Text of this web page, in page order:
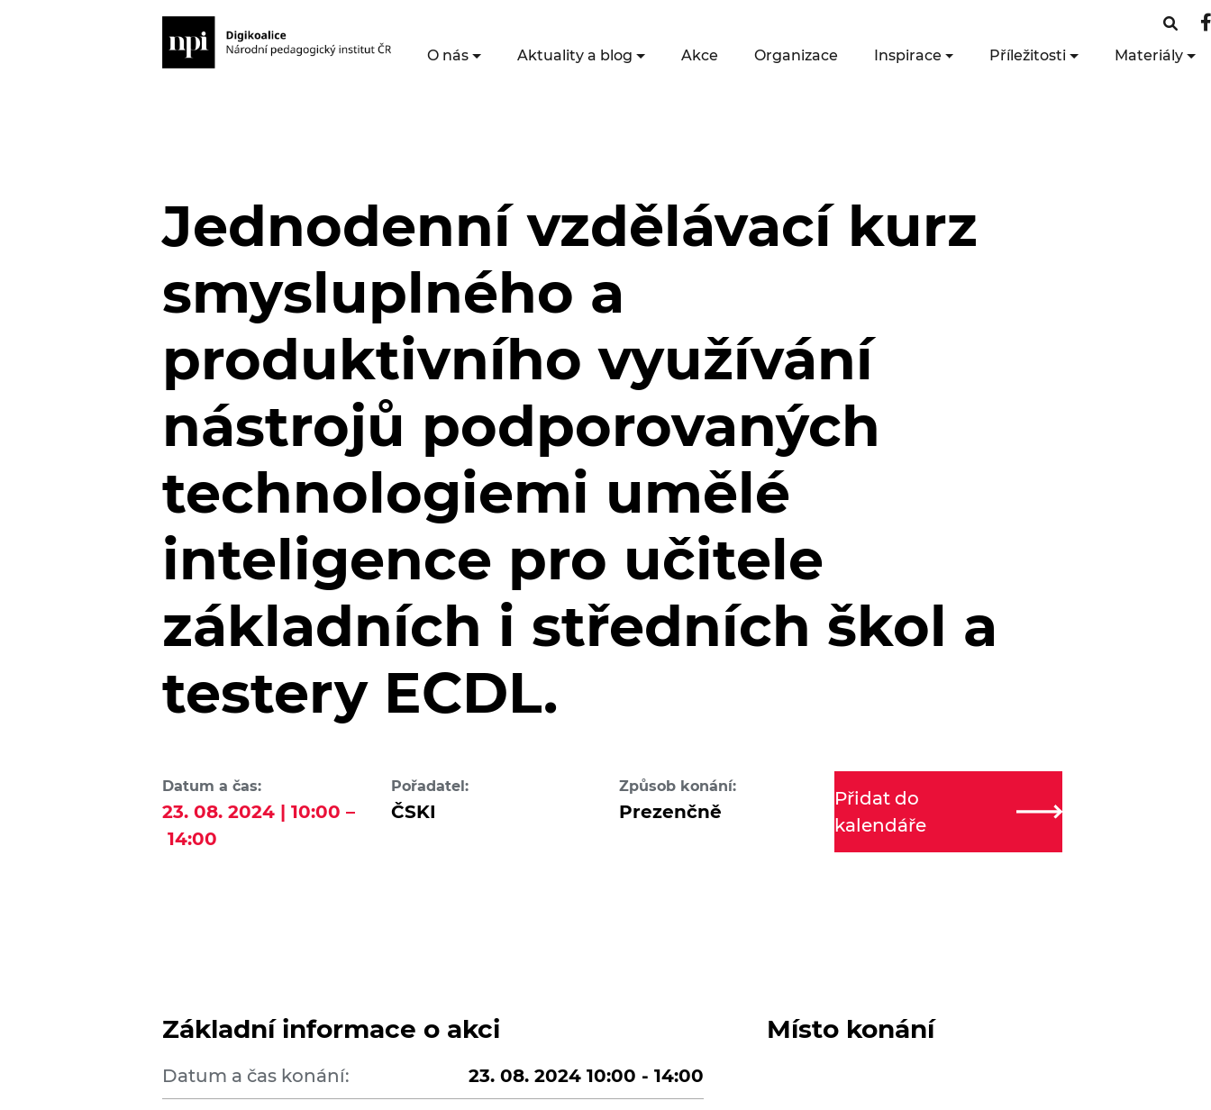
O nás Aktuality a blog Akce Organizace Inspirace Příležitosti Materiály
Jednodenní vzdělávací kurz
smysluplného a
produktivního využívání
nástrojů podporovaných
technologiemi umělé
inteligence pro učitele
základních i středních škol a
testery ECDL.
Datum a čas:
23. 08. 2024 | 10:00 –
14:00
Pořadatel:
ČSKI
Způsob konání:
Prezenčně
Přidat do
kalendáře
Základní informace o akci
Datum a čas konání: 23. 08. 2024 10:00 - 14:00
Místo konání